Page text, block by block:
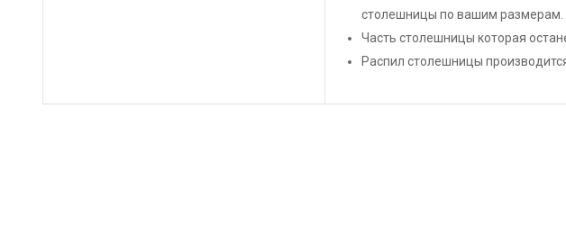
столешницы по вашим размерам.
Часть столешницы которая
Распил столешницы